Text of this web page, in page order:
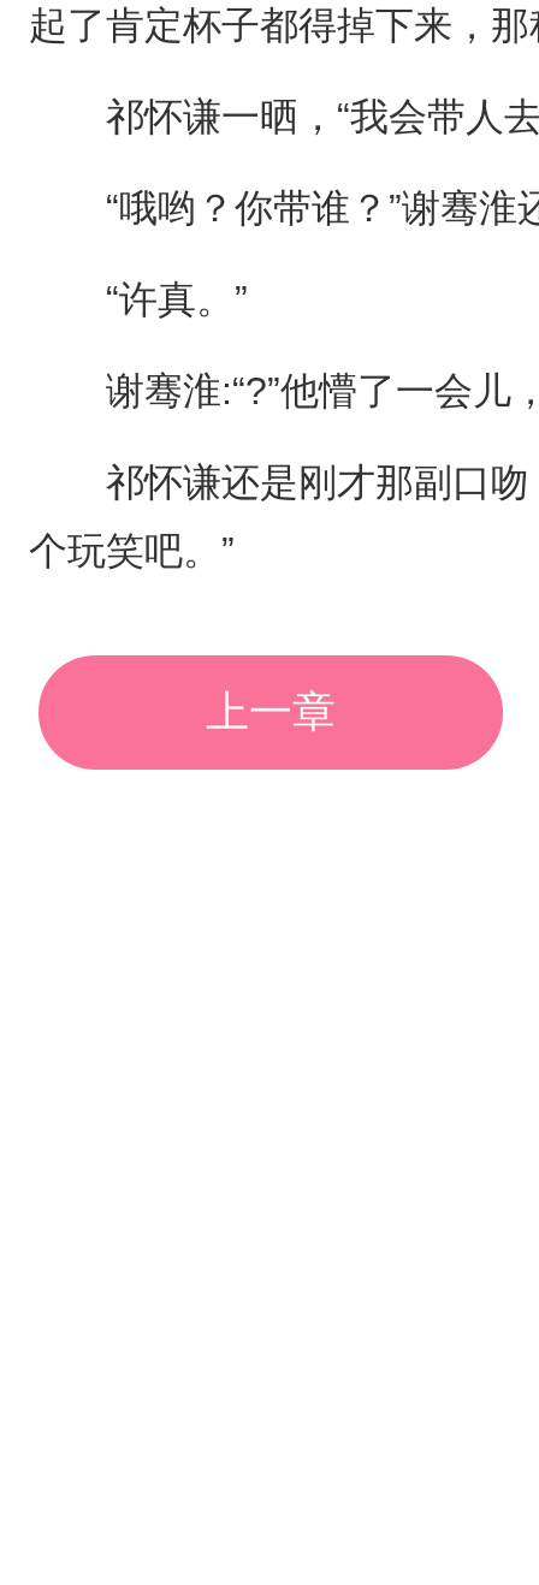
起了肯定杯子都得掉下来，
祁怀谦一晒，“我会带人去
“哦哟？你带谁？”谢骞淮
“许真。”
谢骞淮:“?”他懵了一会儿
祁怀谦还是刚才那副口吻
个玩笑吧。”
上一章